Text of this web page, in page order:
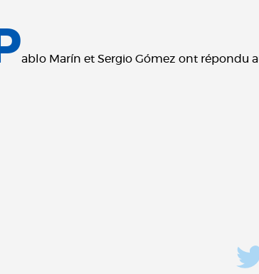
Pablo Marín et Sergio Gómez ont répondu